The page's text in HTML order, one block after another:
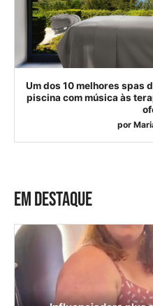
Um dos 10 melhores spas
piscina com música às
por
EM DESTAQUE